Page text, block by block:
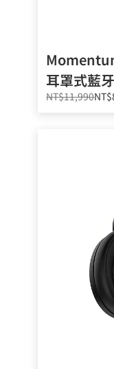
耳罩式藍
NT$11,990